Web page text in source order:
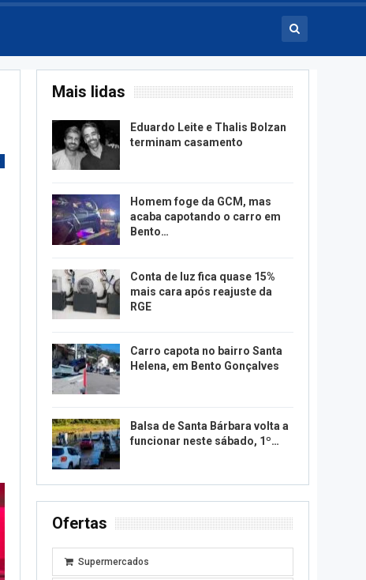
Mais lidas
Eduardo Leite e Thalis Bolzan
terminam casamento
Homem foge da GCM, mas
acaba capotando o carro em
Bento…
Conta de luz fica quase 15%
mais cara após reajuste da
RGE
Carro capota no bairro Santa
Helena, em Bento Gonçalves
Balsa de Santa Bárbara volta a
funcionar neste sábado, 1º…
Ofertas
Supermercados